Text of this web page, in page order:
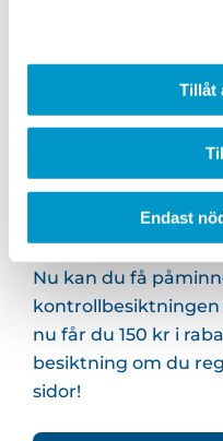
Tillåt
Endast
Mina
kr i rabatt
Nu kan du få
kontrollbesiktningen
nu får du 150 kr i
besiktning om du
sidor!